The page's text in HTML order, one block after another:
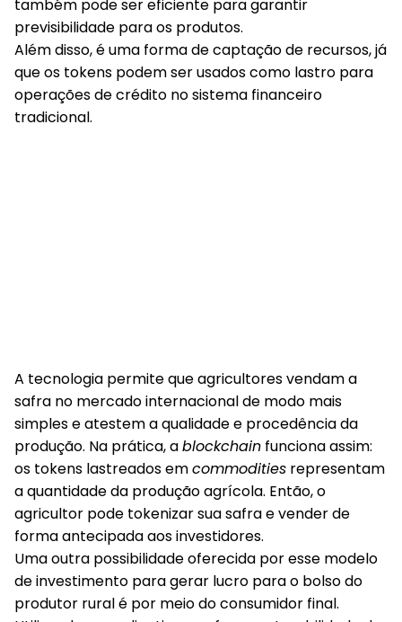
também pode ser eficiente para garantir
previsibilidade para os produtos.
Além disso, é uma forma de captação de recursos, já
que os tokens podem ser usados como lastro para
operações de crédito no sistema financeiro
tradicional.
A tecnologia permite que agricultores vendam a
safra no mercado internacional de modo mais
simples e atestem a qualidade e procedência da
produção. Na prática, ablockchain funciona assim:
os tokens lastreados emcommodities representam
a quantidade da produção agrícola. Então, o
agricultor pode tokenizar sua safra e vender de
forma antecipada aos investidores.
Uma outra possibilidade oferecida por esse modelo
de investimento para gerar lucro para o bolso do
produtor rural é por meio do consumidor final.